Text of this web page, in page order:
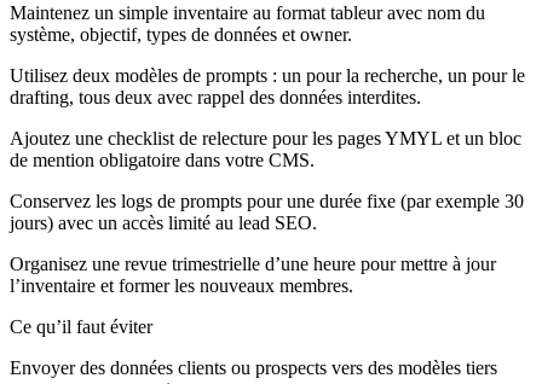
Maintenez un simple inventaire au format tableur avec nom du
système, objectif, types de données et owner.
Utilisez deux modèles de prompts : un pour la recherche, un pour le
drafting, tous deux avec rappel des données interdites.
Ajoutez une checklist de relecture pour les pages YMYL et un bloc
de mention obligatoire dans votre CMS.
Conservez les logs de prompts pour une durée fixe (par exemple 30
jours) avec un accès limité au lead SEO.
Organisez une revue trimestrielle d’une heure pour mettre à jour
l’inventaire et former les nouveaux membres.
Ce qu’il faut éviter
Envoyer des données clients ou prospects vers des modèles tiers